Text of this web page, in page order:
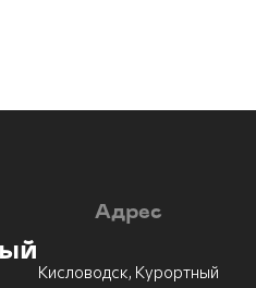
Адрес
Кисловодск, Курортный